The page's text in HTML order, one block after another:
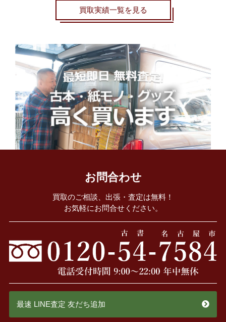
買取実績一覧を見る
お問合わせ
買取のご相談、出張・査定は無料！
お気軽にお問合せください。
最速 LINE査定 友だち追加